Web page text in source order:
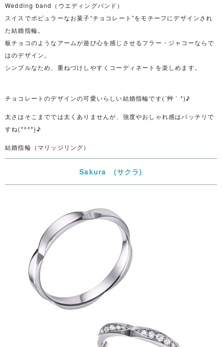
Wedding band（ウエディングバンド）
スイスでポピュラーなお菓子“チョコレート”をモチーフにデザインされ
た結婚指輪。
板チョコのようなアームが遊び心を感じさせるフラー・ジャコーならで
はのデザイン。
シンプルなため、重ねづけしやすくコーディネートを楽しめます。
チョコレートのデザインの可愛いらしい結婚指輪です(´艸｀*)♪
太さはそこまででは太くありませんが、強度やおしゃれ感はバッチリで
すね(*^^*)♪
結婚指輪（マリッジリング）
Sakura (サクラ)